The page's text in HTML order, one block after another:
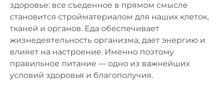
здоровье: все съеденное в прямом смысле
становится стройматериалом для наших клеток,
тканей и органов. Еда обеспечивает
жизнедеятельность организма, дает энергию и
влияет на настроение. Именно поэтому
правильное питание — одно из важнейших
условий здоровья и благополучия.